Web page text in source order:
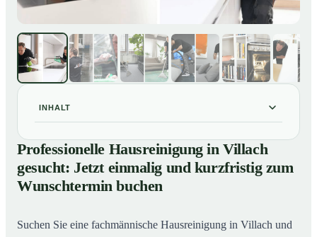
INHALT
01 Professionelle Hausreinigung in Villach gesucht: Jetzt
einmalig und kurzfristig zum Wunschtermin buchen
So läuft eine professionelle Hausreinigung in Villach ab
Professionelle Hausreinigung in Villach
gesucht: Jetzt einmalig und kurzfristig zum
Wunschtermin buchen
Suchen Sie eine fachmännische Hausreinigung in Villach und